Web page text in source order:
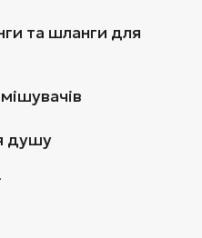
та шланги для
душу